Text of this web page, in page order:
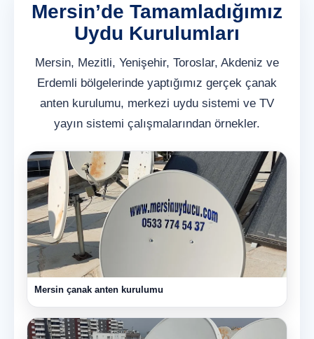
Mersin’de Tamamladığımız
Uydu Kurulumları
Mersin, Mezitli, Yenişehir, Toroslar, Akdeniz ve
Erdemli bölgelerinde yaptığımız gerçek çanak
anten kurulumu, merkezi uydu sistemi ve TV
yayın sistemi çalışmalarından örnekler.
Mersin çanak anten kurulumu